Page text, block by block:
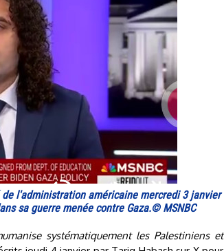
l'administration américaine mercredi 3 janvier
sa guerre menée contre Gaza.© MSNBC
systématiquement les Palestiniens et